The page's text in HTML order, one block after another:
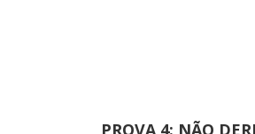
PROVA 4: NÃO